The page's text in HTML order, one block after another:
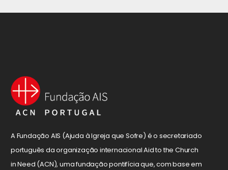
A Fundação AIS (Ajuda à Igreja que Sofre) é o secretariado
português da organização internacional Aid to the Church
in Need (ACN), uma fundação pontifícia que, com base em